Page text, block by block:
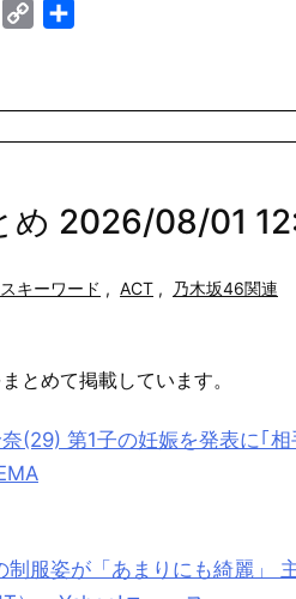
Email
Copy
め 2026/08/01
キーワード , ACT , 乃木坂46関連
とめて掲載しています。
(29) 第1子の妊娠を発表に｢
服姿が「あまりにも綺麗」